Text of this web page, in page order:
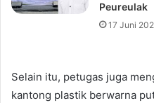
Peureulak
17 Juni
Selain itu, petugas juga
kantong plastik berwarna